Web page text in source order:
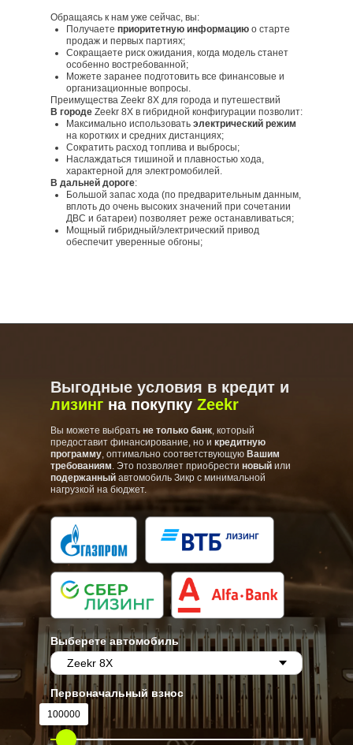
Обращаясь к нам уже сейчас, вы:
Получаете приоритетную информацию о старте
продаж и первых партиях;
Сокращаете риск ожидания, когда модель станет
особенно востребованной;
Можете заранее подготовить все финансовые и
организационные вопросы.
Преимущества Zeekr 8X для города и путешествий
В городе Zeekr 8X в гибридной конфигурации позволит:
Максимально использовать электрический режим
на коротких и средних дистанциях;
Сократить расход топлива и выбросы;
Наслаждаться тишиной и плавностью хода,
характерной для электромобилей.
В дальней дороге:
Большой запас хода (по предварительным данным,
вплоть до очень высоких значений при сочетании
ДВС и батареи) позволяет реже останавливаться;
Мощный гибридный/электрический привод
обеспечит уверенные обгоны;
Выгодные условия в кредит и
лизинг на покупку Zeekr
Вы можете выбрать не только банк, который
предоставит финансирование, но и кредитную
программу, оптимально соответствующую Вашим
требованиям. Это позволяет приобрести новый или
подержанный автомобиль Зикр с минимальной
нагрузкой на бюджет.
Выберете автомобиль
Первоначальный взнос
100000